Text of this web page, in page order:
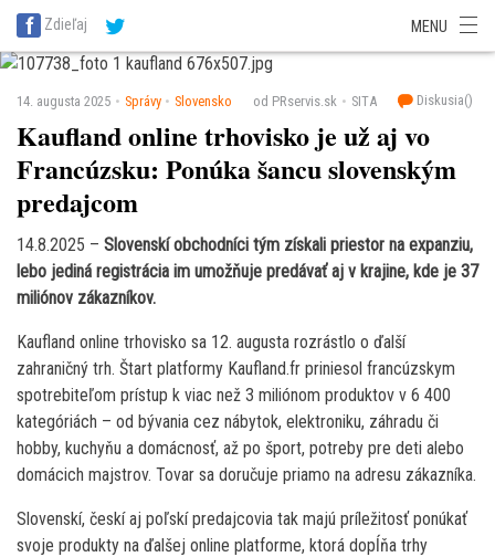
SITA Energetika
SITA Potravinárstvo
Zdieľaj MENU
14. augusta 2025 Správy Slovensko od PRservis.sk SITA Diskusia()
Kaufland online trhovisko je už aj vo
Francúzsku: Ponúka šancu slovenským
predajcom
14.8.2025 – Slovenskí obchodníci tým získali priestor na expanziu,
lebo jediná registrácia im umožňuje predávať aj v krajine, kde je 37
miliónov zákazníkov.
Kaufland online trhovisko sa 12. augusta rozrástlo o ďalší
zahraničný trh. Štart platformy Kaufland.fr priniesol francúzskym
spotrebiteľom prístup k viac než 3 miliónom produktov v 6 400
kategóriách – od bývania cez nábytok, elektroniku, záhradu či
hobby, kuchyňu a domácnosť, až po šport, potreby pre deti alebo
domácich majstrov. Tovar sa doručuje priamo na adresu zákazníka.
Slovenskí, českí aj poľskí predajcovia tak majú príležitosť ponúkať
svoje produkty na ďalšej online platforme, ktorá dopĺňa trhy